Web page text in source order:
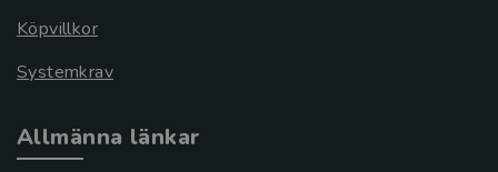
Köpvillkor
Systemkrav
Allmänna länkar